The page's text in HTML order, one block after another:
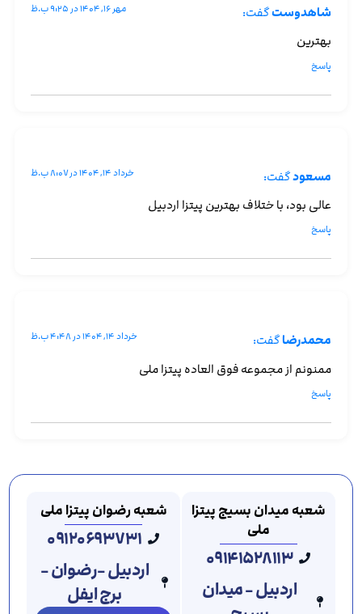
شاهدوستگفت: مهر ۱۶, ۱۴۰۴ در ۹:۲۵ ب.ظ
بهترین
پاسخ
مسعودگفت: خرداد ۱۴, ۱۴۰۴ در ۸:۰۷ ب.ظ
عالی بود، با ختلاف بهترین پیتزا اردبیل
پاسخ
محمدرضاگفت: خرداد ۱۴, ۱۴۰۴ در ۴:۴۸ ب.ظ
ممنونم از مجموعه فوق العاده پیتزا ملی
پاسخ
شعبه میدان بسیج پیتزا
ملی
۰۹۱۴۱۵۲۸۱۱۳
اردبیل - میدان
شعبه رضوان پیتزا ملی
۰۹۱۲۰۶۹۳۷۳۱
اردبیل -رضوان -
برج ایفل